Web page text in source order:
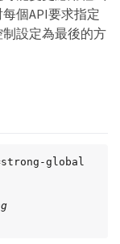
個API要求指定
設定為最後的方
global